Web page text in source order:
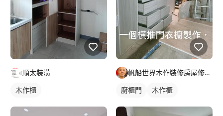
順太裝潢
木作櫃
帆船世界木作裝修房屋修繕工程
廚櫃門 木作櫃